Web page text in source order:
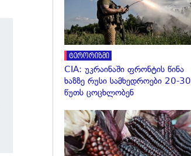
ტერორიზმი
CIA: უკრაინაში ფრონტის წინა
ხაზზე რუსი სამხედროები 20-30
წუთს ცოცხლობენ